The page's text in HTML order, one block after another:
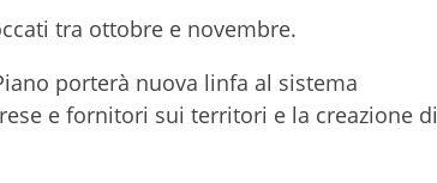
tra ottobre e novembre.
porterà nuova linfa al sistema
e fornitori sui territori e la creazione di